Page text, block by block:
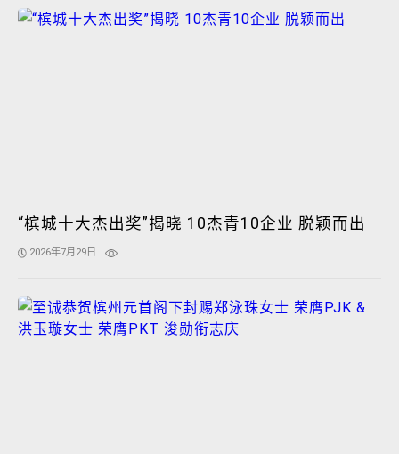
“槟城十大杰出奖”揭晓 10杰青10企业 脱颖而出
2026年7月29日